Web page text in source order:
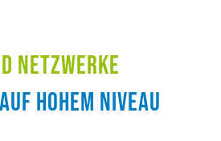
NETZWERKE
hohem Niveau